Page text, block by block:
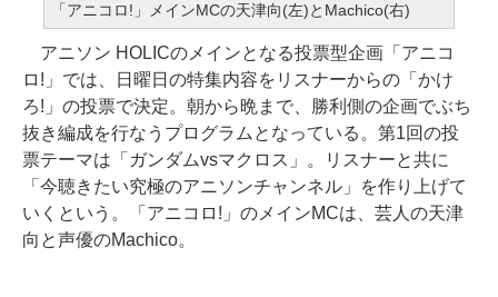
「アニコロ!」メインMCの天津向(左)とMachico(右)
アニソン HOLICのメインとなる投票型企画「アニコ
ロ!」では、日曜日の特集内容をリスナーからの「かけ
ろ!」の投票で決定。朝から晩まで、勝利側の企画でぶち
抜き編成を行なうプログラムとなっている。第1回の投
票テーマは「ガンダムvsマクロス」。リスナーと共に
「今聴きたい究極のアニソンチャンネル」を作り上げて
いくという。「アニコロ!」のメインMCは、芸人の天津
向と声優のMachico。